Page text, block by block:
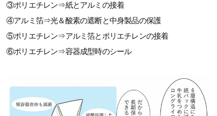
③ポリエチレン⇒紙とアルミの接着
④アルミ箔⇒光＆酸素の遮断と中身製品の保護
⑤ポリエチレン⇒アルミ箔とポリエチレンの接着
⑥ポリエチレン⇒容器成型時のシール